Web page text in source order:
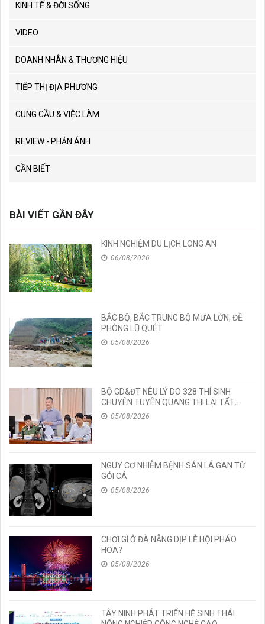
KINH TẾ & ĐỜI SỐNG
VIDEO
DOANH NHÂN & THƯƠNG HIỆU
TIẾP THỊ ĐỊA PHƯƠNG
CUNG CẦU & VIỆC LÀM
REVIEW - PHẢN ÁNH
CẦN BIẾT
BÀI VIẾT GẦN ĐÂY
KINH NGHIỆM DU LỊCH LONG AN
06/08/2026
BẮC BỘ, BẮC TRUNG BỘ MƯA LỚN, ĐỀ
PHÒNG LŨ QUÉT
05/08/2026
BỘ GD&ĐT NÊU LÝ DO 328 THÍ SINH
CHUYÊN TUYÊN QUANG THI LẠI TẤT
CẢ CÁC MÔN TỐT NGHIỆP
05/08/2026
NGUY CƠ NHIỄM BỆNH SÁN LÁ GAN TỪ
GỎI CÁ
05/08/2026
CHƠI GÌ Ở ĐÀ NẴNG DỊP LỄ HỘI PHÁO
HOA?
05/08/2026
TÂY NINH PHÁT TRIỂN HỆ SINH THÁI